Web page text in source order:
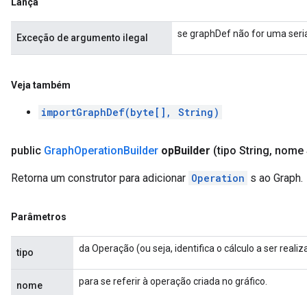
Exceção de argumento ilegal se graphDef não for uma
Veja também
importGraphDef(byte[], String)
public GraphOperationBuilder opBuilder (tipo String, nome
Retorna um construtor para adicionar Operation s ao Graph.
Parâmetros
tipo da Operação (ou seja, identifica o cálculo a ser
nome para se referir à operação criada no gráfico.